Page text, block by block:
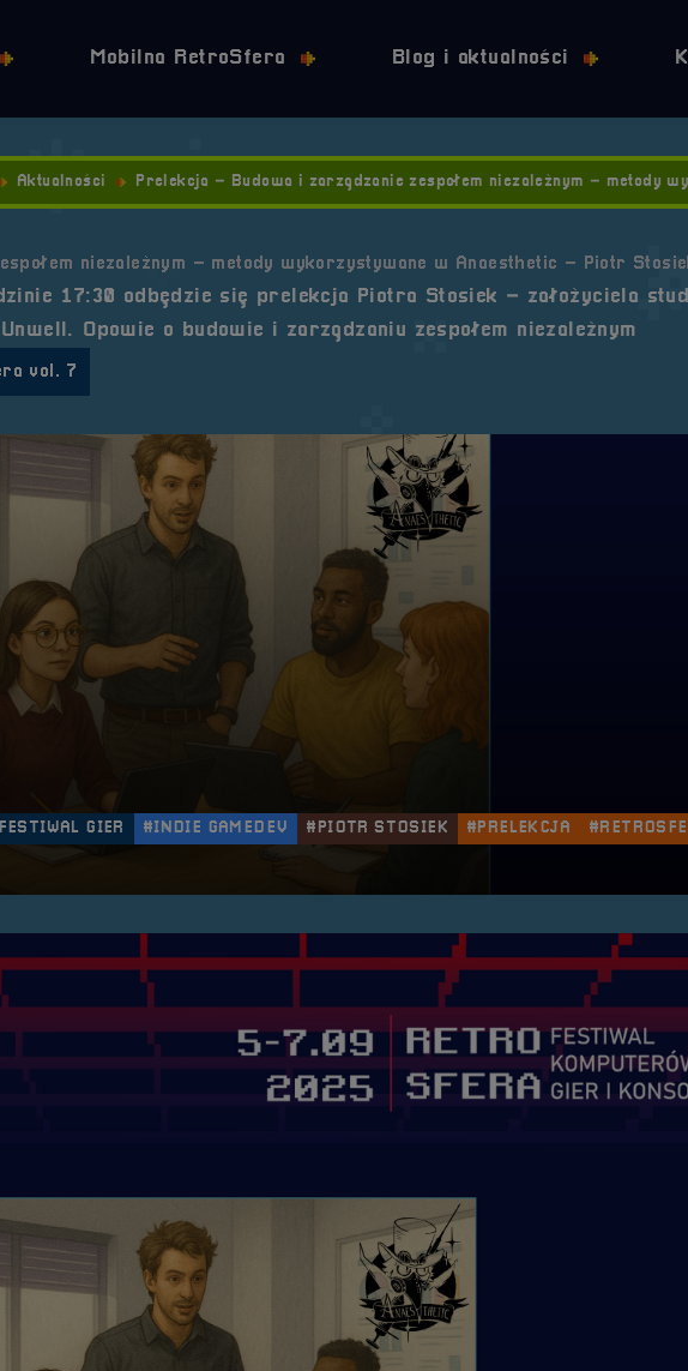
Mobilna RetroSfera Blog i aktualności
Aktualności Prelekcja – Budowa i zarządzanie zespołem niezależnym – metody
niezależnym – metody wykorzystywane w Anaesthetic – Piotr
17:30 odbędzie się prelekcja Piotra Stosiek – założyciela
Opowie o budowie i zarządzaniu zespołem niezależnym
vol. 7
GIER #INDIE GAMEDEV #PIOTR STOSIEK #PRELEKCJA